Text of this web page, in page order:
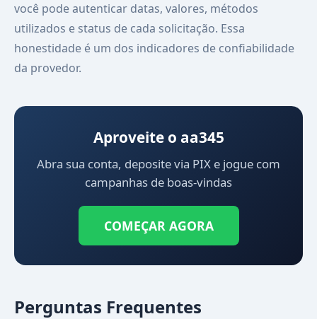
você pode autenticar datas, valores, métodos
utilizados e status de cada solicitação. Essa
honestidade é um dos indicadores de confiabilidade
da provedor.
Aproveite o aa345
Abra sua conta, deposite via PIX e jogue com
campanhas de boas-vindas
COMEÇAR AGORA
Perguntas Frequentes